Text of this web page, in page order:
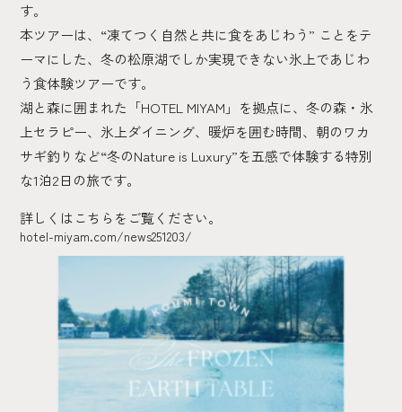
す。
本ツアーは、“凍てつく自然と共に食をあじわう” ことをテ
ーマにした、冬の松原湖でしか実現できない氷上であじわ
う食体験ツアーです。
湖と森に囲まれた「HOTEL MIYAM」を拠点に、冬の森・氷
上セラピー、氷上ダイニング、暖炉を囲む時間、朝のワカ
サギ釣りなど“冬のNature is Luxury”を五感で体験する特別
な1泊2日の旅です。
詳しくはこちらをご覧ください。
hotel-miyam.com/news251203/